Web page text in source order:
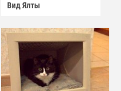
Вид Ялты